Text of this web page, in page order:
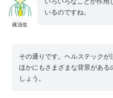
就活生
いるのですね。
その通りです。ヘルステックが
ほかにもさまざまな背景がある
しょう。